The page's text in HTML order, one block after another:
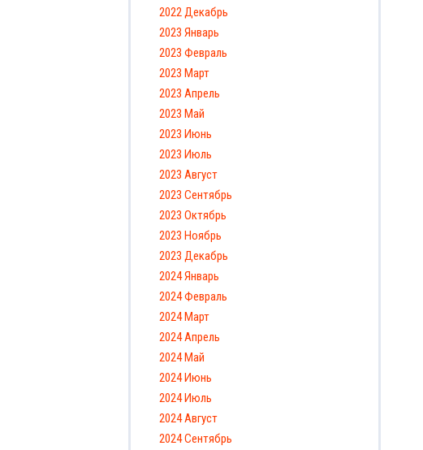
2022 Декабрь
2023 Январь
2023 Февраль
2023 Март
2023 Апрель
2023 Май
2023 Июнь
2023 Июль
2023 Август
2023 Сентябрь
2023 Октябрь
2023 Ноябрь
2023 Декабрь
2024 Январь
2024 Февраль
2024 Март
2024 Апрель
2024 Май
2024 Июнь
2024 Июль
2024 Август
2024 Сентябрь